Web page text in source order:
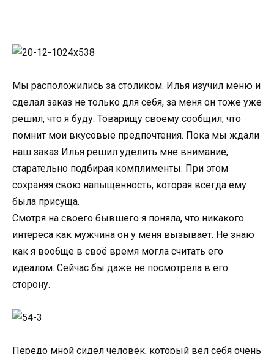
Мы расположились за столиком. Илья изучил меню и
сделал заказ не только для себя, за меня он тоже уже
решил, что я буду. Товарищу своему сообщил, что
помнит мои вкусовые предпочтения. Пока мы ждали
наш заказ Илья решил уделить мне внимание,
старательно подбирая комплименты. При этом
сохраняя свою напыщенность, которая всегда ему
была присуща.
Смотря на своего бывшего я поняла, что никакого
интереса как мужчина он у меня вызывает. Не знаю
как я вообще в своё время могла считать его
идеалом. Сейчас бы даже не посмотрела в его
сторону.
Передо мной сидел человек, который вёл себя очень